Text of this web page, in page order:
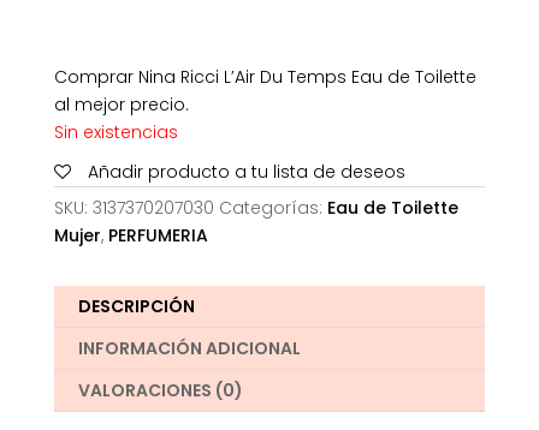
Comprar Nina Ricci L’Air Du Temps Eau de Toilette
al mejor precio.
Sin existencias
Añadir producto a tu lista de deseos
SKU: 3137370207030 Categorías: Eau de Toilette
Mujer, PERFUMERIA
DESCRIPCIÓN
INFORMACIÓN ADICIONAL
VALORACIONES (0)